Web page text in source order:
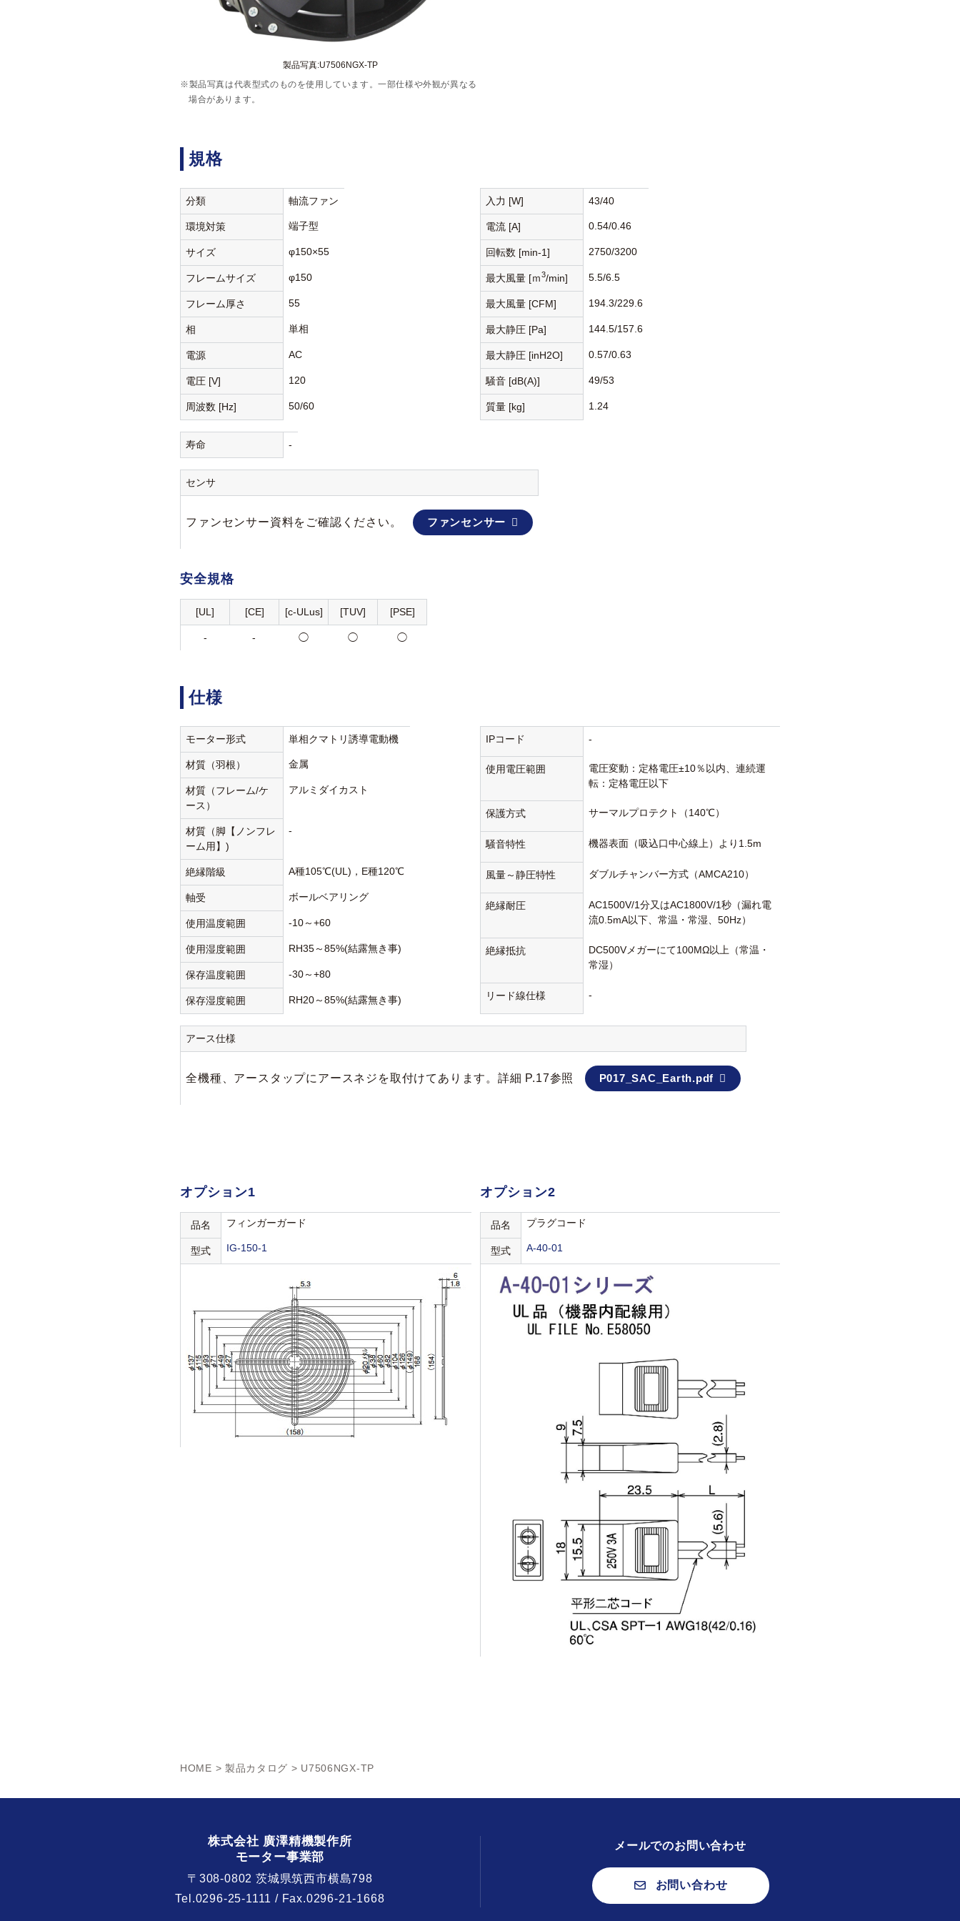
製品写真:U7506NGX-TP
※製品写真は代表型式のものを使用しています。一部仕様や外観が異なる
場合があります。
規格
分類 軸流ファン
環境対策 端子型
サイズ φ150×55
フレームサイズ φ150
フレーム厚さ 55
相 単相
電源 AC
電圧 [V] 120
周波数 [Hz] 50/60
入力 [W] 43/40
電流 [A] 0.54/0.46
回転数 [min-1] 2750/3200
最大風量 [ｍ3/min] 5.5/6.5
最大風量 [CFM] 194.3/229.6
最大静圧 [Pa] 144.5/157.6
最大静圧 [inH2O] 0.57/0.63
騒音 [dB(A)] 49/53
質量 [kg] 1.24
寿命 -
センサ
ファンセンサー資料をご確認ください。 ファンセンサー
安全規格
[UL] [CE] [c-ULus] [TUV] [PSE]
- - ◯ ◯ ◯
仕様
モーター形式 単相クマトリ誘導電動機
材質（羽根） 金属
材質（フレーム/ケ
ース）
アルミダイカスト
材質（脚【ノンフレ
ーム用】)
-
絶縁階級 A種105℃(UL)，E種120℃
軸受 ボールベアリング
使用温度範囲 -10～+60
使用湿度範囲 RH35～85%(結露無き事)
保存温度範囲 -30～+80
保存湿度範囲 RH20～85%(結露無き事)
IPコード -
使用電圧範囲
電圧変動：定格電圧±10％以内、連続運
転：定格電圧以下
保護方式 サーマルプロテクト（140℃）
騒音特性 機器表面（吸込口中心線上）より1.5m
風量～静圧特性 ダブルチャンバー方式（AMCA210）
絶縁耐圧
AC1500V/1分又はAC1800V/1秒（漏れ電
流0.5mA以下、常温・常湿、50Hz）
絶縁抵抗
DC500Vメガーにて100MΩ以上（常温・
常湿）
リード線仕様 -
アース仕様
全機種、アースタップにアースネジを取付けてあります。詳細 P.17参照 P017_SAC_Earth.pdf
オプション1
品名 フィンガーガード
型式 IG-150-1
オプション2
品名 プラグコード
型式 A-40-01
HOME > 製品カタログ > U7506NGX-TP
メールでのお問い合わせ
お問い合わせ
株式会社 廣澤精機製作所
モーター事業部
〒308-0802 茨城県筑西市横島798
Tel.0296-25-1111 / Fax.0296-21-1668